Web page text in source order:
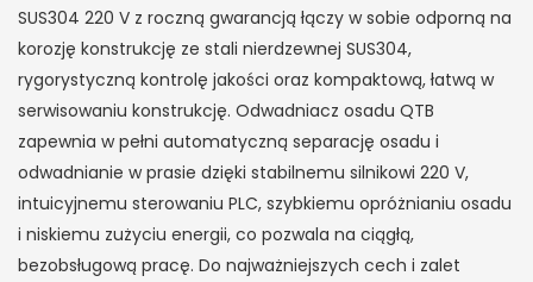
SUS304 220 V z roczną gwarancją łączy w sobie odporną na
korozję konstrukcję ze stali nierdzewnej SUS304,
rygorystyczną kontrolę jakości oraz kompaktową, łatwą w
serwisowaniu konstrukcję. Odwadniacz osadu QTB
zapewnia w pełni automatyczną separację osadu i
odwadnianie w prasie dzięki stabilnemu silnikowi 220 V,
intuicyjnemu sterowaniu PLC, szybkiemu opróżnianiu osadu
i niskiemu zużyciu energii, co pozwala na ciągłą,
bezobsługową pracę. Do najważniejszych cech i zalet